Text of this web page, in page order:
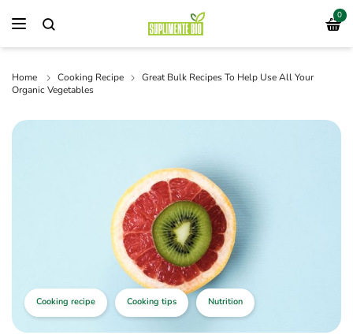
0
Home Cooking Recipe
Great Bulk Recipes To Help Use All Your
Organic Vegetables
Cooking recipe Cooking tips Nutrition